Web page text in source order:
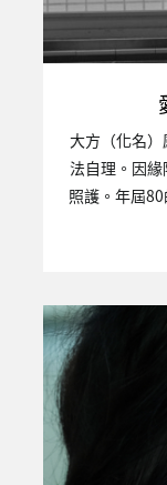
大方（化名
法自理。因
照護。年屆
實減輕許多
甚充裕，她
離；而她身
發佝僂。她
著話，陽光
關注的議題
命與常人無
藥物、病情
原先